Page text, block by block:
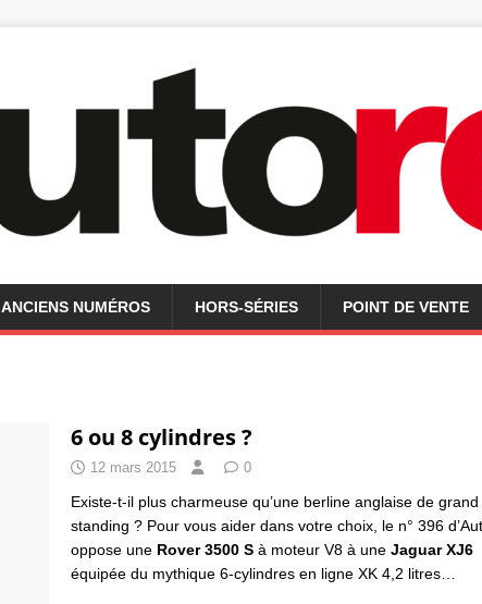
ANCIENS NUMÉROS HORS-SÉRIES POINT DE VENTE
6 ou 8 cylindres ?
12 mars 2015 0
Existe-t-il plus charmeuse qu’une berline anglaise de grand
standing ? Pour vous aider dans votre choix, le n° 396
oppose une Rover 3500 S à moteur V8 à une Jaguar XJ6
équipée du mythique 6-cylindres en ligne XK 4,2 litres…